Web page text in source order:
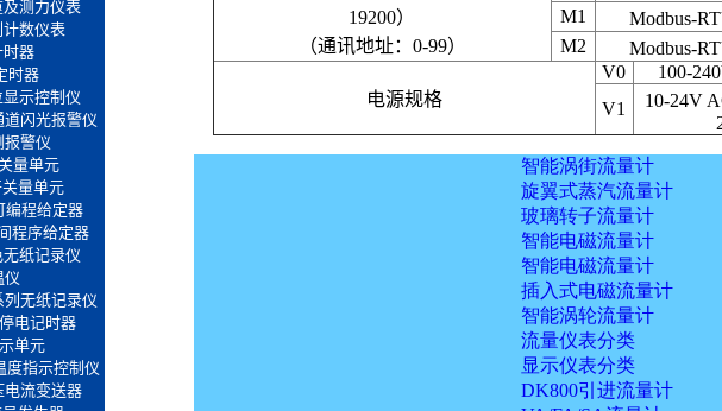
19200）
（通讯地址：0-99）
M1
Modbus-
M2
Modbus-
电源规格
V0
100-
V1
10-24V